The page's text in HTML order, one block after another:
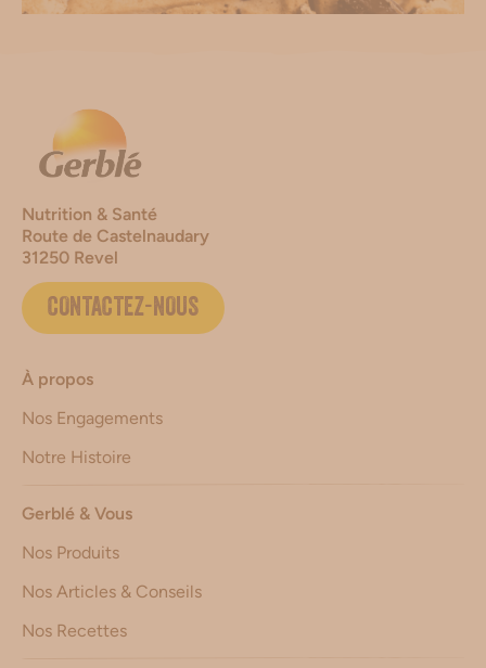
Nutrition & Santé
Route de Castelnaudary
31250 Revel
CONTACTEZ-NOUS
À propos
Nos Engagements
Notre Histoire
Gerblé & Vous
Nos Produits
Nos Articles & Conseils
Nos Recettes